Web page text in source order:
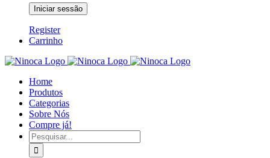
Register
Carrinho
Home
Produtos
Categorias
Sobre Nós
Compre já!
Pesquisar